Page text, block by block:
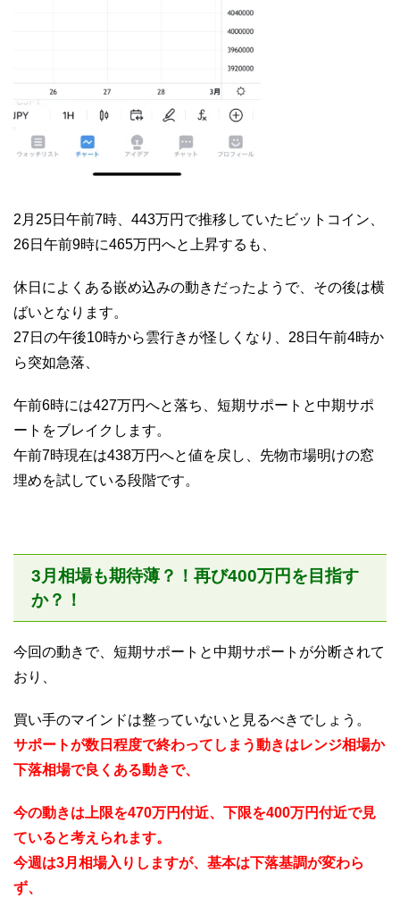
2月25日午前7時、443万円で推移していたビットコイン、
26日午前9時に465万円へと上昇するも、
休日によくある嵌め込みの動きだったようで、その後は横
ばいとなります。
27日の午後10時から雲行きが怪しくなり、28日午前4時か
ら突如急落、
午前6時には427万円へと落ち、短期サポートと中期サポ
ートをブレイクします。
午前7時現在は438万円へと値を戻し、先物市場明けの窓
埋めを試している段階です。
3月相場も期待薄？！再び400万円を目指す
か？！
今回の動きで、短期サポートと中期サポートが分断されて
おり、
買い手のマインドは整っていないと見るべきでしょう。
サポートが数日程度で終わってしまう動きはレンジ相場か
下落相場で良くある動きで、
今の動きは上限を470万円付近、下限を400万円付近で見
ていると考えられます。
今週は3月相場入りしますが、基本は下落基調が変わら
ず、